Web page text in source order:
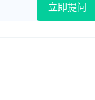
立即提问